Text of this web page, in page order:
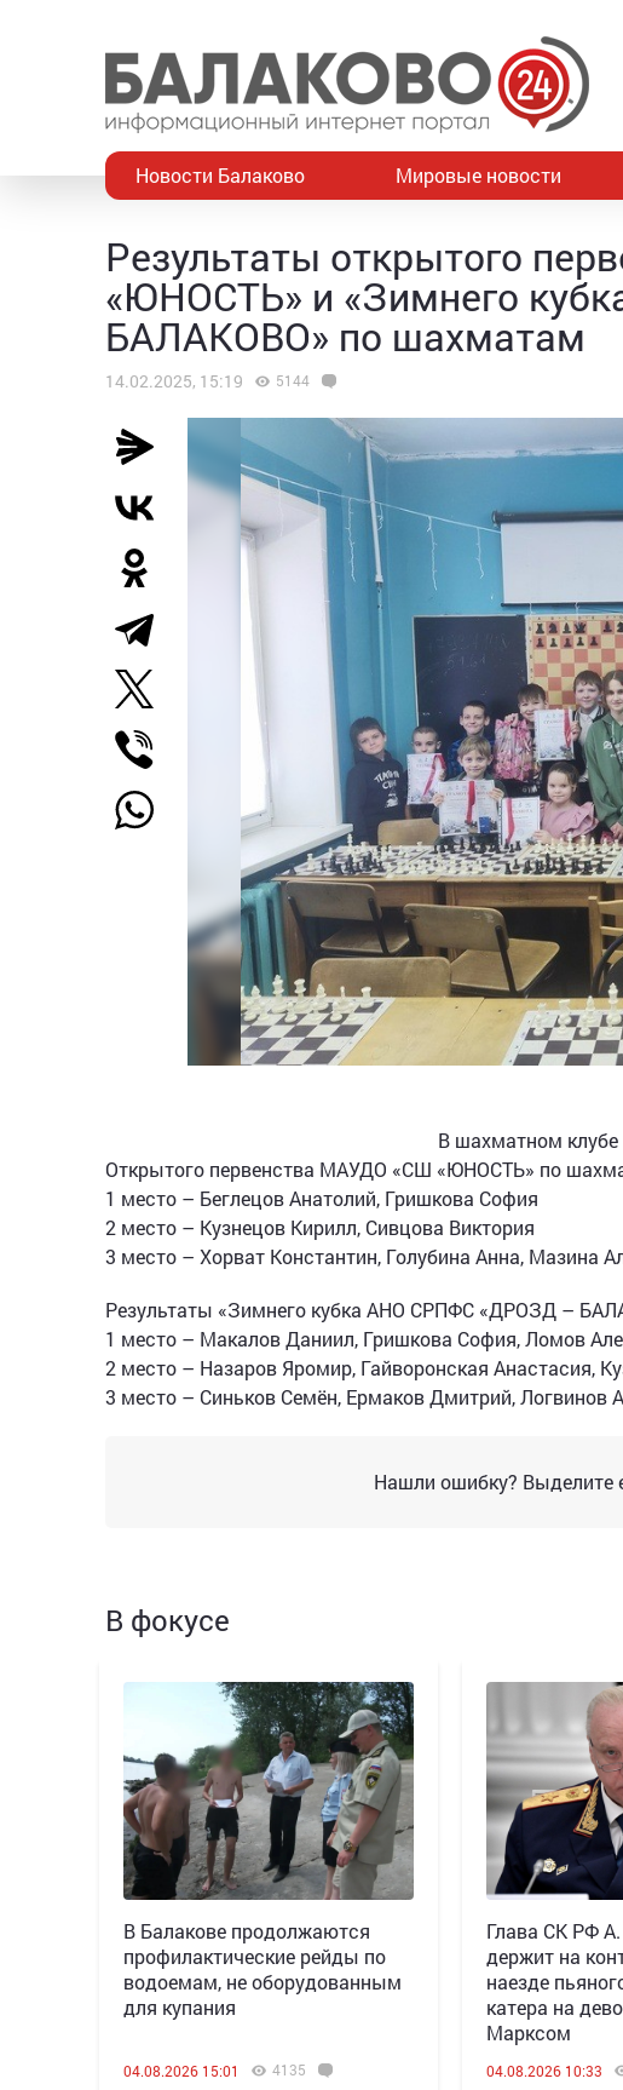
Новости Балаково Мировые новости
Результаты открытого
«ЮНОСТЬ» и «Зимнего
БАЛАКОВО» по шахматам
14.02.2025, 15:19 5144
В шахматном
Открытого первенства МАУДО «СШ «ЮНОСТЬ» по
1 место – Беглецов Анатолий, Гришкова София
2 место – Кузнецов Кирилл, Сивцова Виктория
3 место – Хорват Константин, Голубина Анна, Мазина
Результаты «Зимнего кубка АНО СРПФС «ДРОЗД –
1 место – Макалов Даниил, Гришкова София, Ломов
2 место – Назаров Яромир, Гайворонская Анастасия,
3 место – Синьков Семён, Ермаков Дмитрий, Логвинов
Нашли ошибку? Выделите
В фокусе
В Балакове продолжаются
профилактические рейды по
водоемам, не оборудованным
для купания
04.08.2026 15:01 4135
Глава СК РФ
держит на
наезде
катера на
Марксом
04.08.2026 10:33